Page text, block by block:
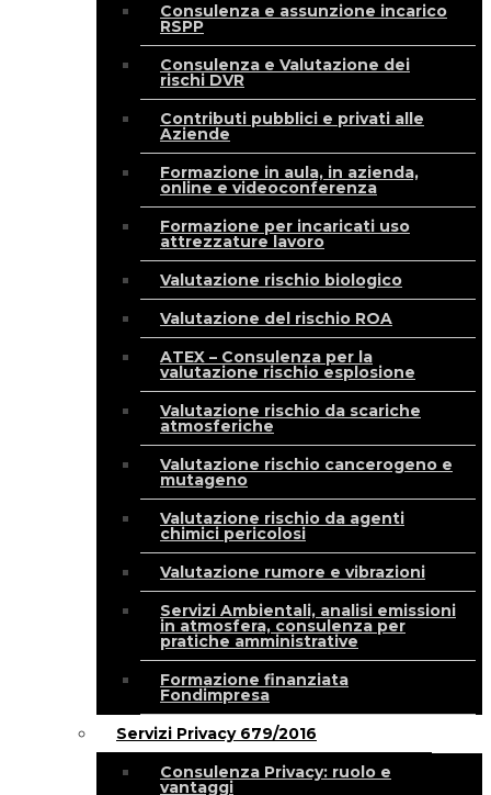
Consulenza e assunzione incarico
RSPP
Consulenza e Valutazione dei
rischi DVR
Contributi pubblici e privati alle
Aziende
Formazione in aula, in azienda,
online e videoconferenza
Formazione per incaricati uso
attrezzature lavoro
Valutazione rischio biologico
Valutazione del rischio ROA
ATEX – Consulenza per la
valutazione rischio esplosione
Valutazione rischio da scariche
atmosferiche
Valutazione rischio cancerogeno e
mutageno
Valutazione rischio da agenti
chimici pericolosi
Valutazione rumore e vibrazioni
Servizi Ambientali, analisi emissioni
in atmosfera, consulenza per
pratiche amministrative
Formazione finanziata
Fondimpresa
Servizi Privacy 679/2016
Consulenza Privacy: ruolo e
vantaggi